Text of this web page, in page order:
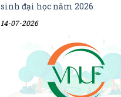
sinh đại học năm 2026
14-07-2026